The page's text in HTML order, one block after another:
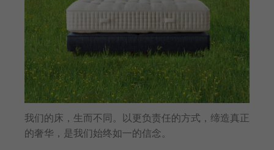
我们的床，生而不同。以更负责任的方式，缔造真正
的奢华，是我们始终如一的信念。